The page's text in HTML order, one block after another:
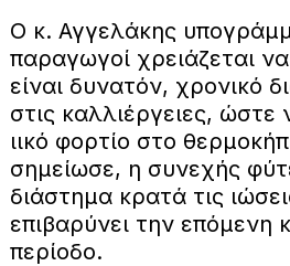
Ο κ. Αγγελάκης
παραγωγοί χρειάζεται
είναι δυνατόν, χρονικό
στις καλλιέργειες, ώστε
ιικό φορτίο στο
σημείωσε, η συνεχής
διάστημα κρατά τις
επιβαρύνει την επόμενη
περίοδο.